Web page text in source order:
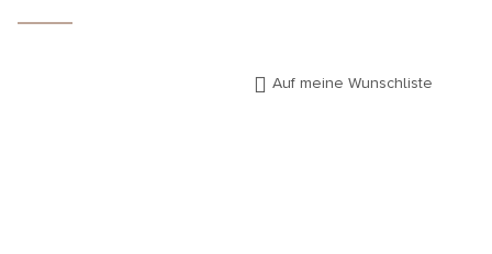
Auf meine Wunschliste